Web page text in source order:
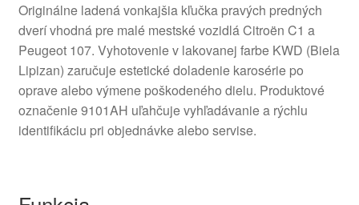
Originálne ladená vonkajšia kľučka pravých predných
dverí vhodná pre malé mestské vozidlá Citroën C1 a
Peugeot 107. Vyhotovenie v lakovanej farbe KWD (Biela
Lipizan) zaručuje estetické doladenie karosérie po
oprave alebo výmene poškodeného dielu. Produktové
označenie 9101AH uľahčuje vyhľadávanie a rýchlu
identifikáciu pri objednávke alebo servise.